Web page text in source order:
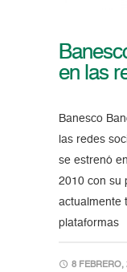
en las
Banesco
las redes
se estrenó
2010 con su
actualmente
plataformas
8 FEBRERO,